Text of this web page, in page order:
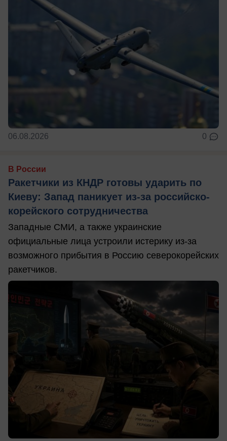
06.08.2026 0
В России
Ракетчики из КНДР готовы ударить по
Киеву: Запад паникует из-за российско-
корейского сотрудничества
Западные СМИ, а также украинские
официальные лица устроили истерику из-за
возможного прибытия в Россию северокорейских
ракетчиков.